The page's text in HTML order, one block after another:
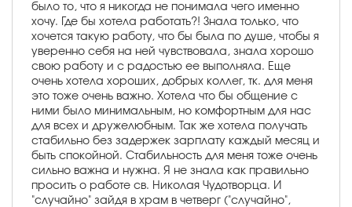
было то, что я никогда не понимала чего именно
хочу. Где бы хотела работать?! Знала только, что
хочется такую работу, что бы была по душе, чтобы я
уверенно себя на ней чувствовала, знала хорошо
свою работу и с радостью ее выполняла. Еще
очень хотела хороших, добрых коллег, тк. для меня
это тоже очень важно. Хотела что бы общение с
ними было минимальным, но комфортным для нас
для всех и дружелюбным. Так же хотела получать
стабильно без задержек зарплату каждый месяц и
быть спокойной. Стабильность для меня тоже очень
сильно важна и нужна. Я не знала как правильно
просить о работе св. Николая Чудотворца. И
"случайно" зайдя в храм в четверг ("случайно",